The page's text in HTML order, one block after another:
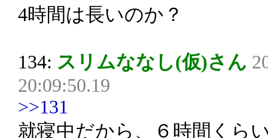
4時間は長いのか？
134: スリムななし(仮)さん
20:09:50.19
>>131
就寝中だから、６時間くら